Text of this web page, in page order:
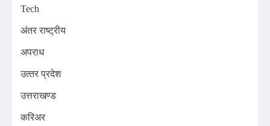
Tech
अंतर राष्ट्रीय
अपराध
उत्‍तर प्रदेश
उत्तराखण्ड
करिअर